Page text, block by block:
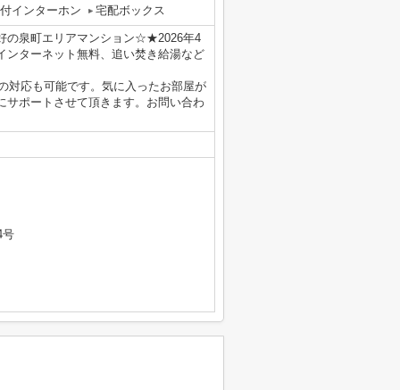
インターホン
宅配ボックス
の泉町エリアマンション☆★2026年4
ンターネット無料、追い焚き給湯など
対応も可能です。気に入ったお部屋が
ポートさせて頂きます。お問い合わ
号